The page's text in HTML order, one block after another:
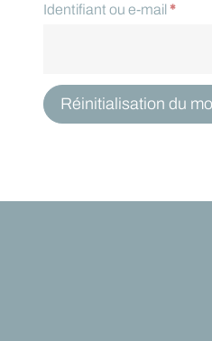
Identifiant ou e-mail *
Réinitialisation du